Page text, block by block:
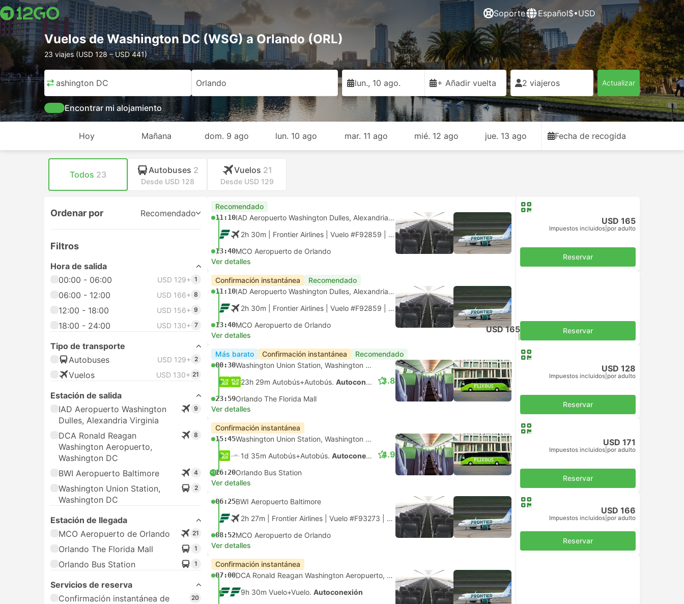
Soporte Español$•USD
Vuelos de Washington DC (WSG) a Orlando (ORL)
23 viajes (USD 128 – USD 441)
Washington DC Orlando lun., 10 ago. + Añadir vuelta 2 viajeros Actualizar
Encontrar mi alojamiento
Hoy Mañana dom. 9 ago lun. 10 ago mar. 11 ago mié. 12 ago jue. 13 ago Fecha de recogida
Todos 23 Autobuses 2
Desde USD 128
Vuelos 21
Desde USD 129
Ordenar por Recomendado
Filtros
Hora de salida
00:00 - 06:00
USD 129+ 1
06:00 - 12:00 USD 166+ 8
12:00 - 18:00 USD 156+ 9
18:00 - 24:00 USD 130+ 7
Tipo de transporte
Autobuses
USD 129+ 2
Vuelos USD 130+ 21
Estación de salida
IAD Aeropuerto Washington
Dulles, Alexandria Virginia
9
DCA Ronald Reagan
Washington Aeropuerto,
Washington DC
8
BWI Aeropuerto Baltimore 4
Washington Union Station,
Washington DC
2
Estación de llegada
MCO Aeropuerto de Orlando
21
Orlando The Florida Mall 1
Orlando Bus Station 1
Servicios de reserva
Confirmación instantánea de
20
Recomendado
11:10
IAD Aeropuerto Washington Dulles, Alexandria Virginia
2h 30m | Frontier Airlines Vuelo #F92859 Económica
13:40MCO Aeropuerto de Orlando
Ver detalles
USD 165
Impuestos incluidos por adulto
Reservar
Confirmación instantánea Recomendado
11:10
IAD Aeropuerto Washington Dulles, Alexandria Virginia
2h 30m | Frontier Airlines Vuelo #F92859 Económica
13:40MCO Aeropuerto de Orlando
Ver detalles
USD 165 Reservar
Más barato Confirmación instantánea Recomendado
00:30
Washington Union Station, Washington DC
23h 29m Autobús+Autobús. Autoconexión
23:59Orlando The Florida Mall
3.8
Ver detalles
USD 128
Impuestos incluidos por adulto
Reservar
Confirmación instantánea
15:45
Washington Union Station, Washington DC
1d 35m Autobús+Autobús. Autoconexión
+116:20Orlando Bus Station
4.9
Ver detalles
USD 171
Impuestos incluidos por adulto
Reservar
06:25BWI Aeropuerto Baltimore
2h 27m | Frontier Airlines Vuelo #F93273 Económica
08:52MCO Aeropuerto de Orlando
Ver detalles
USD 166
Impuestos incluidos por adulto
Reservar
Confirmación instantánea
07:00
DCA Ronald Reagan Washington Aeropuerto, Washington DC
9h 30m Vuelo+Vuelo. Autoconexión